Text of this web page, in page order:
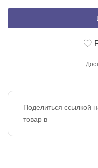
Поделиться ссылкой
товар в